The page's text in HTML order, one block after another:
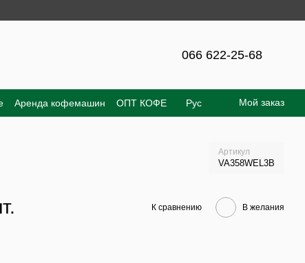
– 300 грн!
066 622-25-68
Аренда кофемашин
ОПТ КОФЕ
соглашение Отзывы о магазине
Рус Мой заказ
Артикул
VA358WEL3B
К сравнению В желания